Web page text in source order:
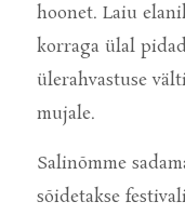
hoonet. Laiu
korraga ülal
ülerahvastuse
mujale.
Salinõmme
sõidetakse